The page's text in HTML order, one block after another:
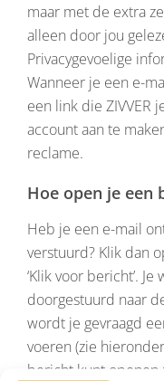
maar met de extra
alleen door jou
Privacygevoelige
Wanneer je een e-
een link die ZIVVER
account aan te
reclame.
Hoe open je een
Heb je een e-mail
verstuurd? Klik dan
‘Klik voor bericht’.
doorgestuurd naar
wordt je gevraagd
voeren (zie
bericht kunt openen